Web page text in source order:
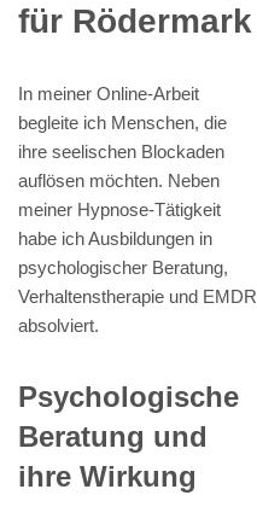
für Rödermark
In meiner Online-Arbeit
begleite ich Menschen, die
ihre seelischen Blockaden
auflösen möchten. Neben
meiner Hypnose-Tätigkeit
habe ich Ausbildungen in
psychologischer Beratung,
Verhaltenstherapie und EMDR
absolviert.
Psychologische
Beratung und
ihre Wirkung